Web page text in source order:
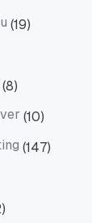
(19)
(8)
(10)
(147)